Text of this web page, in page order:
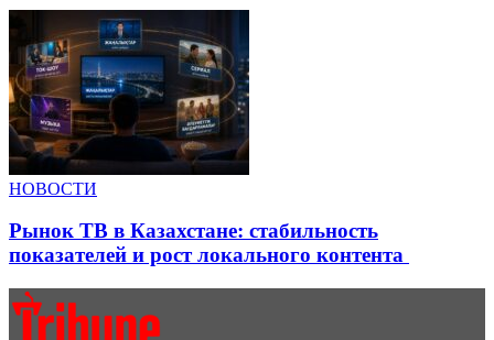
НОВОСТИ
Рынок ТВ в Казахстане: стабильность
показателей и рост локального контента